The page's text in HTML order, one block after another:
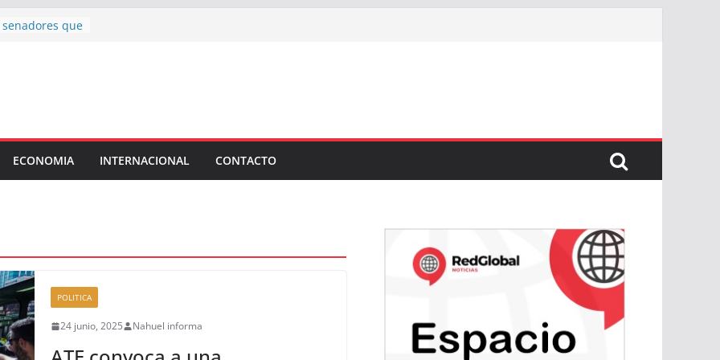
que
jornada de
la trata de
ECONOMIA INTERNACIONAL CONTACTO
POLITICA
24 junio, 2025 Nahuel informa